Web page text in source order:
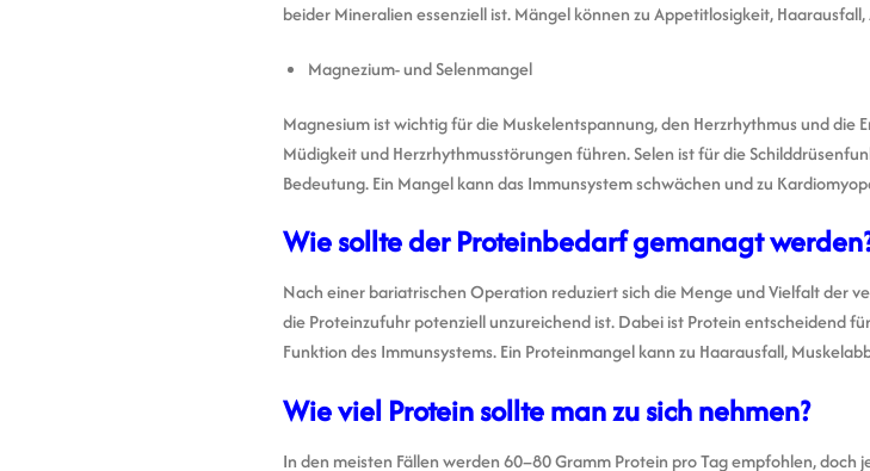
beider Mineralien essenziell ist. Mängel können zu Appetitlosigkeit,
Magnezium- und Selenmangel
Magnesium ist wichtig für die Muskelentspannung, den Herzrhythmus und die
Müdigkeit und Herzrhythmusstörungen führen. Selen ist für die
Bedeutung. Ein Mangel kann das Immunsystem schwächen und zu
Wie sollte der Proteinbedarf gemanagt
Nach einer bariatrischen Operation reduziert sich die Menge und Vielfalt der
die Proteinzufuhr potenziell unzureichend ist. Dabei ist Protein entscheidend
Funktion des Immunsystems. Ein Proteinmangel kann zu Haarausfall,
Wie viel Protein sollte man zu sich nehmen?
In den meisten Fällen werden 60–80 Gramm Protein pro Tag empfohlen,